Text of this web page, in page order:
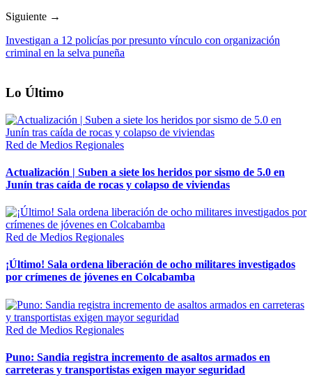
Siguiente →
Investigan a 12 policías por presunto vínculo con organización
criminal en la selva puneña
Lo Último
Red de Medios Regionales
Actualización | Suben a siete los heridos por sismo de 5.0 en
Junín tras caída de rocas y colapso de viviendas
Red de Medios Regionales
¡Último! Sala ordena liberación de ocho militares investigados
por crímenes de jóvenes en Colcabamba
Red de Medios Regionales
Puno: Sandia registra incremento de asaltos armados en
carreteras y transportistas exigen mayor seguridad